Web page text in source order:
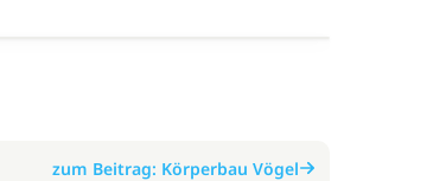
zum Beitrag: Körperbau Vögel